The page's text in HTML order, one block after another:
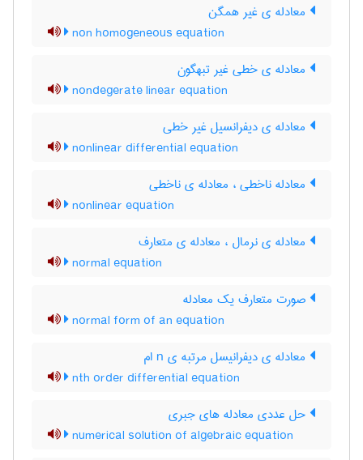
معادله ی غیر همگن
non homogeneous equation
معادله ی خطی غیر تبهگون
nondegerate linear equation
معادله ی دیفرانسیل غیر خطی
nonlinear differential equation
معادله ناخطی ، معادله ی ناخطی
nonlinear equation
معادله ی نرمال ، معادله ی متعارف
normal equation
صورت متعارف یک معادله
normal form of an equation
معادله ی دیفرانیسل مرتبه ی n ام
nth order differential equation
حل عددی معادله های جبری
numerical solution of algebraic equation